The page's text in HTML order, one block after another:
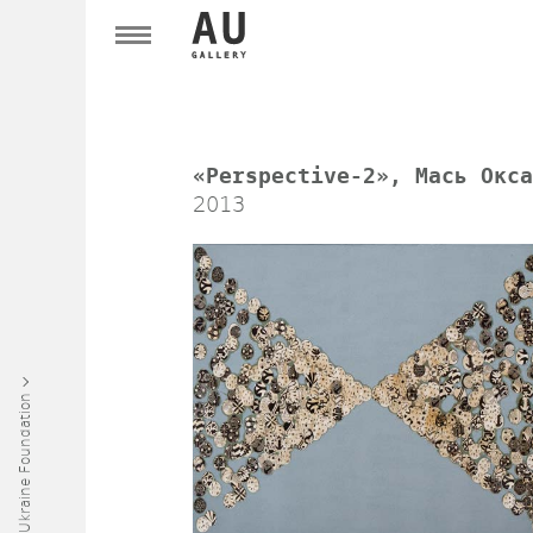
«Perspective-2», Мась
2013
Art Ukraine Foundation